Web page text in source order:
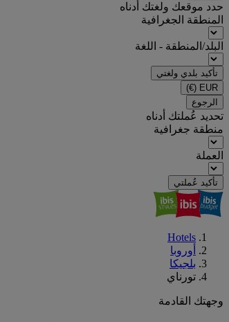
حدد موقعك ولغتك أدناه
المنطقة الجغرافية
البلد/المنطقة - اللغة
تأكيد بلدي ولغتي
EUR
(€)
الرجوع
تحديد عُملتك أدناه
منطقة جغرافية
العملة
تأكيد عُملتي
Hotels
أوروبا
بلجيكا
تورناي
وجهتك القادمة